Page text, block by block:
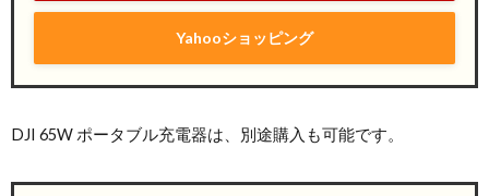
Yahooショッピング
DJI 65W ポータブル充電器は、別途購入も可能です。